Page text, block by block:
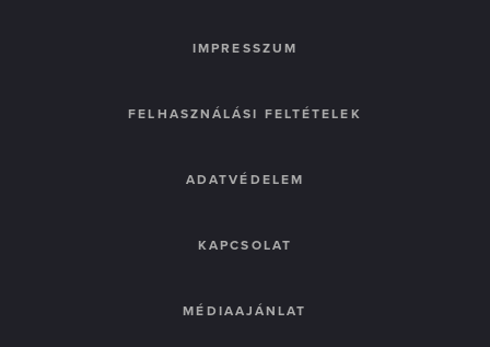
IMPRESSZUM
FELHASZNÁLÁSI FELTÉTELEK
ADATVÉDELEM
KAPCSOLAT
MÉDIAAJÁNLAT